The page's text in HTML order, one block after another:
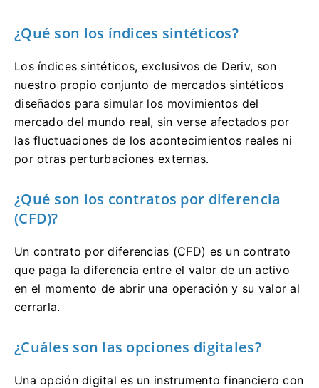
¿Qué son los índices sintéticos?
Los índices sintéticos, exclusivos de Deriv, son
nuestro propio conjunto de mercados sintéticos
diseñados para simular los movimientos del
mercado del mundo real, sin verse afectados por
las fluctuaciones de los acontecimientos reales ni
por otras perturbaciones externas.
¿Qué son los contratos por diferencia
(CFD)?
Un contrato por diferencias (CFD) es un contrato
que paga la diferencia entre el valor de un activo
en el momento de abrir una operación y su valor al
cerrarla.
¿Cuáles son las opciones digitales?
Una opción digital es un instrumento financiero con